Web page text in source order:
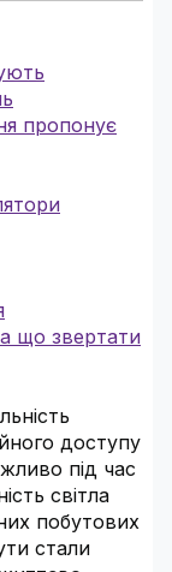
пропонує
що звертати
доступу
під час
світла
побутових
стали